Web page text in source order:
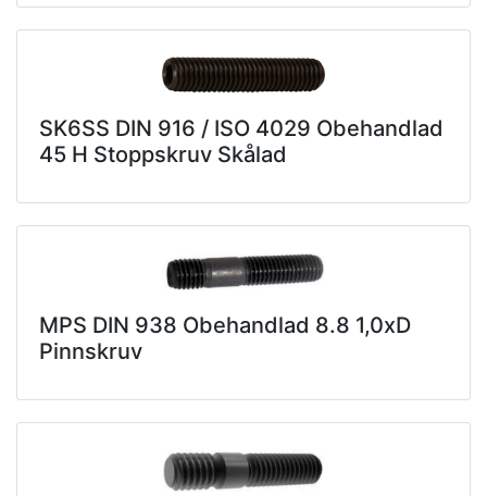
SK6SS DIN 916 / ISO 4029 Obehandlad
45 H Stoppskruv Skålad
MPS DIN 938 Obehandlad 8.8 1,0xD
Pinnskruv